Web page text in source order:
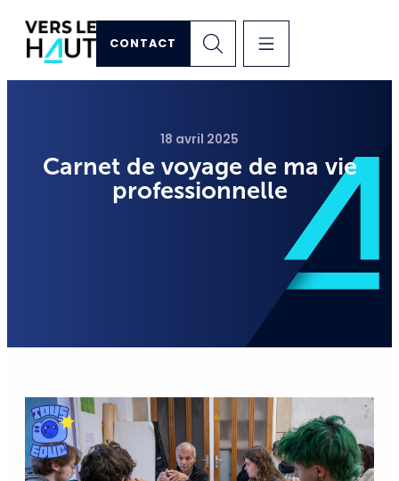
CONTACT
18 avril 2025
Carnet de voyage de ma vie
professionnelle